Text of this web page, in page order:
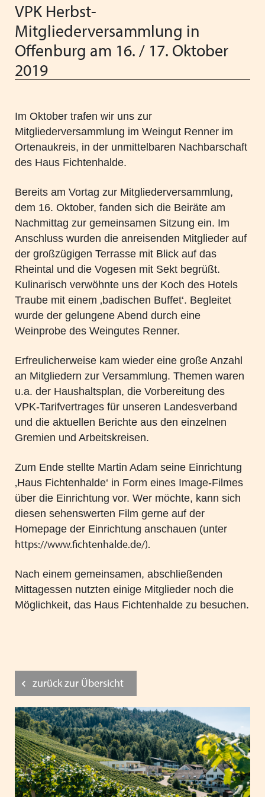
Landesgeschäftsstelle
Arbeitskreise
Satzung / Beitragsordnung
Qualität
Projekt Ombudschaft
Fortbildungen
Literatur und Broschüren
Mitglieder-Forum
Freie Plätze
Stellenangebote
VPK Herbst-
Mitgliederversammlung in
Offenburg am 16. / 17. Oktober
2019
Im Oktober trafen wir uns zur
Mitgliederversammlung im Weingut Renner im
Ortenaukreis, in der unmittelbaren Nachbarschaft
des Haus Fichtenhalde.
Bereits am Vortag zur Mitgliederversammlung,
dem 16. Oktober, fanden sich die Beiräte am
Nachmittag zur gemeinsamen Sitzung ein. Im
Anschluss wurden die anreisenden Mitglieder auf
der großzügigen Terrasse mit Blick auf das
Rheintal und die Vogesen mit Sekt begrüßt.
Kulinarisch verwöhnte uns der Koch des Hotels
Traube mit einem ‚badischen Buffet‘. Begleitet
wurde der gelungene Abend durch eine
Weinprobe des Weingutes Renner.
Erfreulicherweise kam wieder eine große Anzahl
an Mitgliedern zur Versammlung. Themen waren
u.a. der Haushaltsplan, die Vorbereitung des
VPK-Tarifvertrages für unseren Landesverband
und die aktuellen Berichte aus den einzelnen
Gremien und Arbeitskreisen.
Zum Ende stellte Martin Adam seine Einrichtung
‚Haus Fichtenhalde‘ in Form eines Image-Filmes
über die Einrichtung vor. Wer möchte, kann sich
diesen sehenswerten Film gerne auf der
Homepage der Einrichtung anschauen (unter
https://www.fichtenhalde.de/).
Nach einem gemeinsamen, abschließenden
Mittagessen nutzten einige Mitglieder noch die
Möglichkeit, das Haus Fichtenhalde zu besuchen.
zurück zur Übersicht